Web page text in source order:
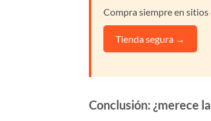
Compra siempre en
Tienda segura →
Conclusión: ¿merece